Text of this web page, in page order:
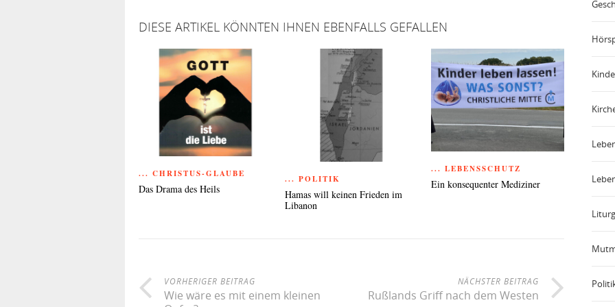
DIESE ARTIKEL KÖNNTEN IHNEN EBENFALLS GEFALLEN
... CHRISTUS-GLAUBE
Das Drama des Heils
... POLITIK
Hamas will keinen Frieden im
Libanon
... LEBENSSCHUTZ
Ein konsequenter Mediziner
VORHERIGER BEITRAG
Wie wäre es mit einem kleinen
NÄCHSTER BEITRAG
Rußlands Griff nach dem Westen